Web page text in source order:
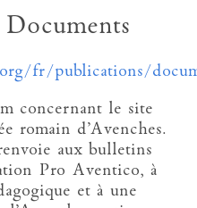
fr/publications/
concernant le site
romain d’Avenches.
aux bulletins
Pro Aventico, à
et à une